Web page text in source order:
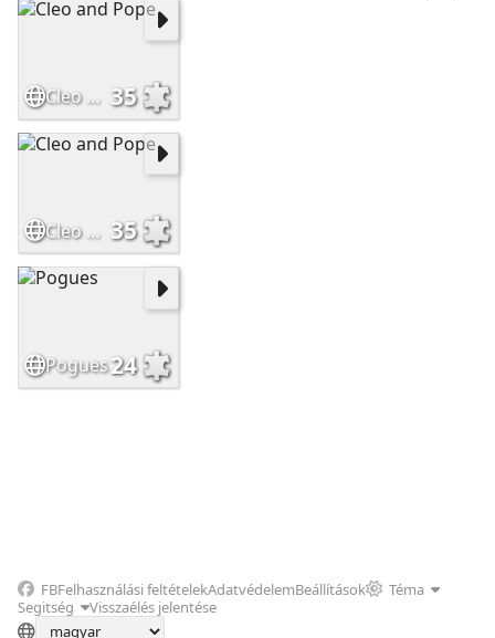
Cleo and Pope 35
Cleo and Pope 35
Pogues24
FBFelhasználási feltételekAdatvédelemBeállítások
Téma
Segitség
Visszaélés jelentése